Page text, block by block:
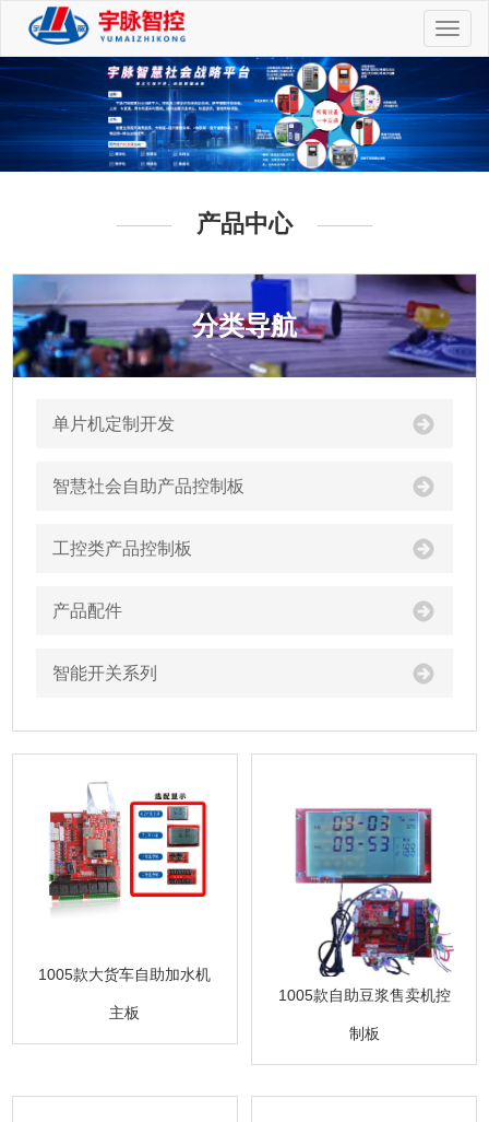
切
换
航
产品中心
分类导航
单片机定制开发
智慧社会自助产品控制板
工控类产品控制板
产品配件
智能开关系列
1005款大货车自助加水机
主板
1005款自助豆浆售卖机控
制板